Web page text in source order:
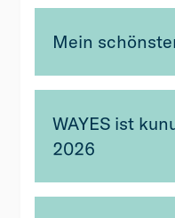
Mein
WAYES ist
2026